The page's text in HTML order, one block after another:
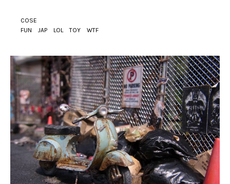
COSE
FUN
JAP LOL TOY WTF